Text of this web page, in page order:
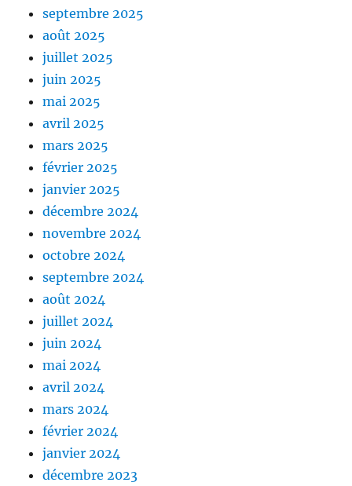
septembre 2025
août 2025
juillet 2025
juin 2025
mai 2025
avril 2025
mars 2025
février 2025
janvier 2025
décembre 2024
novembre 2024
octobre 2024
septembre 2024
août 2024
juillet 2024
juin 2024
mai 2024
avril 2024
mars 2024
février 2024
janvier 2024
décembre 2023